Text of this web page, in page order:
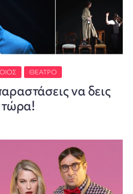
ΘΈΑΤΡΟ
να δεις
τώρα!